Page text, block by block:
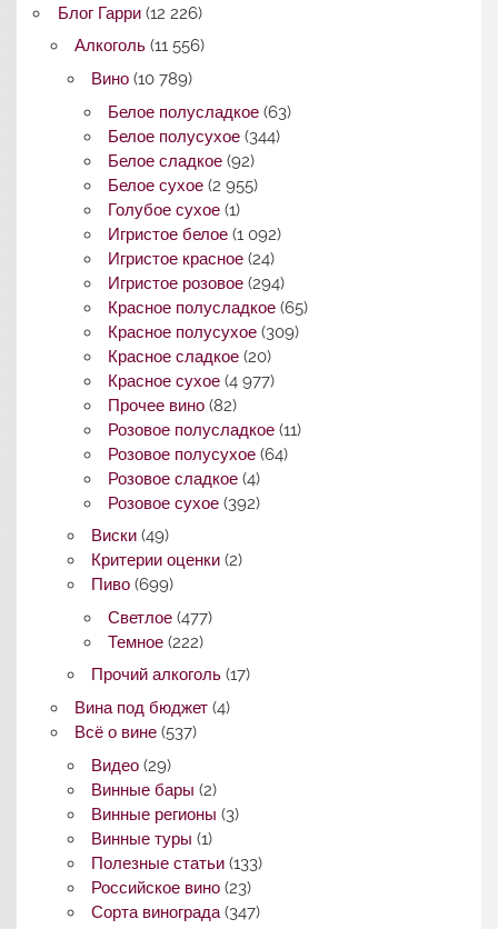
Блог Гарри(12 226)
Алкоголь(11 556)
Вино(10 789)
Белое полусладкое (63)
Белое полусухое (344)
Белое сладкое (92)
Белое сухое (2 955)
Голубое сухое (1)
Игристое белое (1 092)
Игристое красное (24)
Игристое розовое (294)
Красное полусладкое (65)
Красное полусухое (309)
Красное сладкое (20)
Красное сухое (4 977)
Прочее вино (82)
Розовое полусладкое (11)
Розовое полусухое (64)
Розовое сладкое (4)
Розовое сухое (392)
Виски(49)
Критерии оценки(2)
Пиво(699)
Светлое (477)
Темное (222)
Прочий алкоголь(17)
Вина под бюджет(4)
Всё о вине(537)
Видео(29)
Винные бары (2)
Винные регионы (3)
Винные туры (1)
Полезные статьи(133)
Российское вино(23)
Сорта винограда(347)